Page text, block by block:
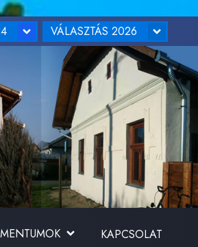
VÁLASZTÁS 2026
KAPCSOLAT